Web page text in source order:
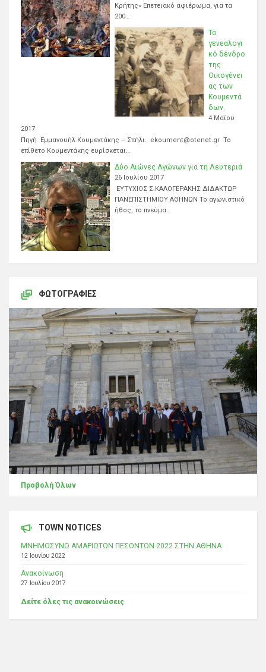
Κρήτης» Επετειακό αφιέρωμα, για τα
200…
Το
γενεαλογι
κό δένδρο
της
Οικογένει
ας των
Κουμεντά
δων.
4 Μαΐου
2017
Πηγή Εμμανουήλ Κουμεντάκης – Σπήλι. ekoument@otenet.gr Το
επίθετο Κουμεντάκης ευρίσκεται…
Δύο Αιώνες Αγώνων για τη Λευτεριά
26 Ιουλίου 2017
ΕΥΤΥΧΙΟΣ Σ.ΚΑΛΟΓΕΡΑΚΗΣ ΔΙΔΑΚΤΩΡ
ΠΑΝΕΠΙΣΤΗΜΙΟΥ ΑΘΗΝΩΝ Το αγωνιστικό
ήθος, το πνεύμα…
ΦΩΤΟΓΡΑΦΊΕΣ
Προβολή Όλων
TOWN NOTICES
ΜΝΗΜΟΣΥΝΟ ΑΜΑΡΙΩΤΩΝ ΠΕΣΟΝΤΩΝ 2022 ΣΤΗΝ ΑΘΗΝΑ
12 Ιουνίου 2022
Ανακοίνωση
27 Ιουλίου 2017
Δείτε όλες τις ανακοινώσεις